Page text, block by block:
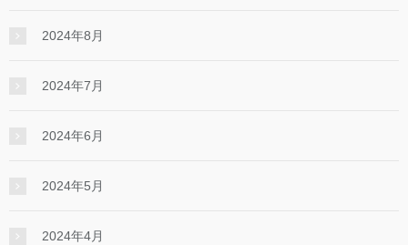
2024年8月
2024年7月
2024年6月
2024年5月
2024年4月